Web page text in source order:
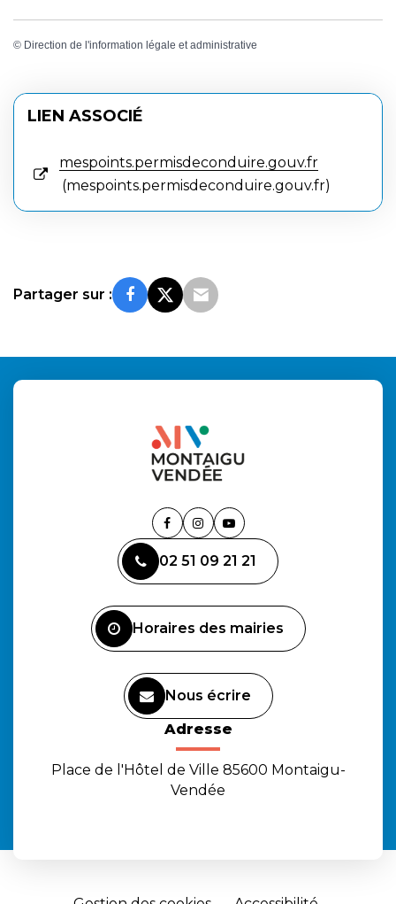
© Direction de l'information légale et administrative
LIEN ASSOCIÉ
mespoints.permisdeconduire.gouv.fr
mespoints.permisdeconduire.gouv.fr
Partager sur :
Lien
le
compte
Lien
le
compte
Lien
la
chaîne
02 51 09 21 21
Horaires des mairies
Nous écrire
Adresse
Place de l'Hôtel de Ville 85600 Montaigu-
Vendée